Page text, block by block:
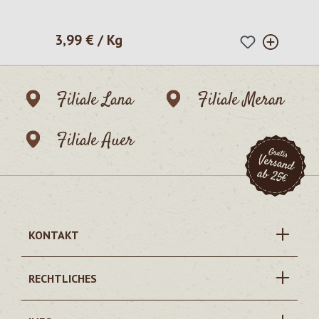
Regulärer Preis:
3,99 € / Kg
Filiale Lana
Filiale Meran
Filiale Auer
KONTAKT
RECHTLICHES